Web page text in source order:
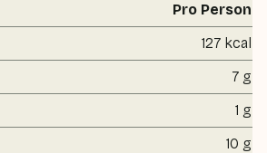
Pro Person
127 kcal
7 g
1 g
10 g